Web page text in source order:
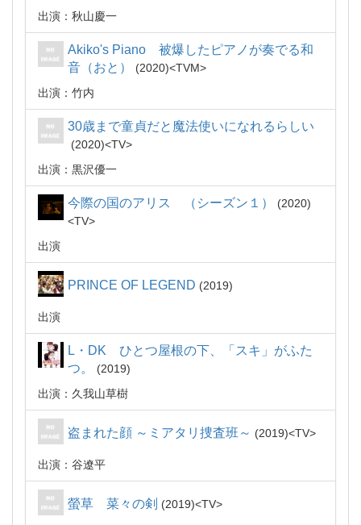
出演：秋山慶一
Akiko's Piano 被爆したピアノが奏でる和
音（おと）
2020
TVM
出演：竹内
30歳まで童貞だと魔法使いになれるらしい
2020
TV
出演：黒沢優一
今際の国のアリス （シーズン１）
2020
TV
出演
PRINCE OF LEGEND 2019
出演
L・DK ひとつ屋根の下、「スキ」がふた
つ。
2019
出演：久我山草樹
盗まれた顔 ～ミアタリ捜査班～ 2019 TV
出演：谷遼平
螢草 菜々の剣 2019 TV